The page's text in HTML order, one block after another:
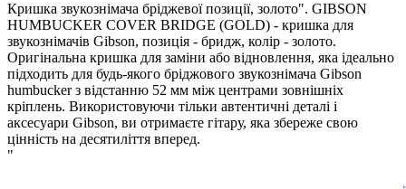
Кришка звукознімача бріджевої позиції, золото". GIBSON
HUMBUCKER COVER BRIDGE (GOLD) - кришка для
звукознімачів Gibson, позиція - бридж, колір - золото.
Оригінальна кришка для заміни або відновлення, яка ідеально
підходить для будь-якого бріджового звукознімача Gibson
humbucker з відстанню 52 мм між центрами зовнішніх
кріплень. Використовуючи тільки автентичні деталі і
аксесуари Gibson, ви отримаєте гітару, яка збереже свою
цінність на десятиліття вперед.
"